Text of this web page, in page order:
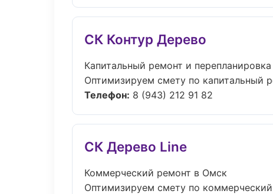
СК Контур Дерево
Капитальный ремонт и
Оптимизируем смету по капитальный
Телефон: 8 (943) 212 91 82
СК Дерево Line
Коммерческий ремонт в Омск
Оптимизируем смету по